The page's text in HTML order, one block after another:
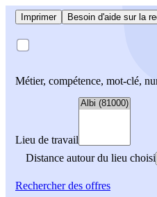
Imprimer Besoin d'aide sur la
Métier, compétence, mot-clé,
Lieu de travail
Distance autour du lieu choisi
Rechercherdes offres